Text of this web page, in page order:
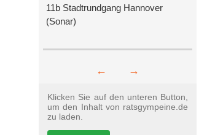
11b Stadtrundgang Hannover
(Sonar)
← →
Klicken Sie auf den unteren Button,
um den Inhalt von ratsgympeine.de
zu laden.